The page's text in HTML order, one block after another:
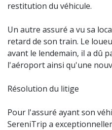
restitution du véhicule.
Un autre assuré a vu sa
retard de son train. Le
avant le lendemain, il a dû
l'aéroport ainsi qu'une
Résolution du litige
Pour l'assuré ayant son
SereniTrip a